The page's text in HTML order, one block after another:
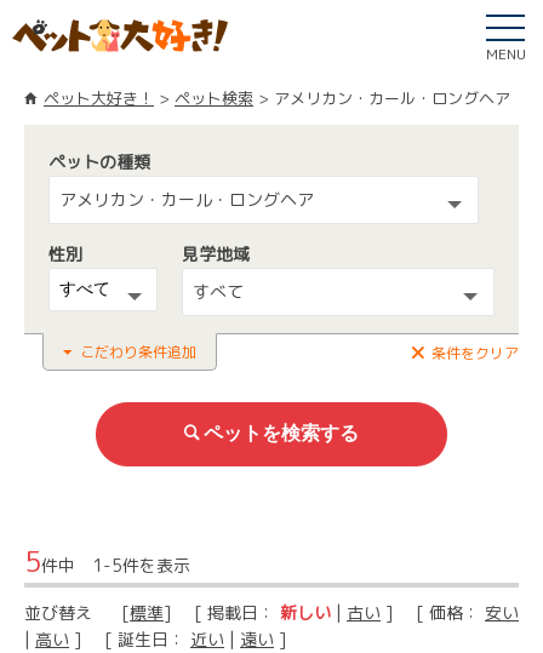
MENU
ペット大好き！ ペット検索 アメリカン・カール・ロングヘア
ペットの種類
アメリカン・カール・ロングヘア
性別
見学地域
すべて
こだわり条件追加 条件をクリア
5件中 1-5件を表示
並び替え [標準] [ 掲載日： 新しい | 古い ] [ 価格： 安い
| 高い ] [ 誕生日： 近い | 遠い ]